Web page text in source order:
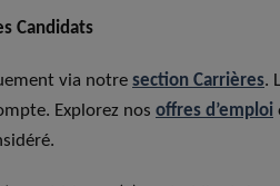
Candidats
via notre section Carrières.
Explorez nos offres d’emploi